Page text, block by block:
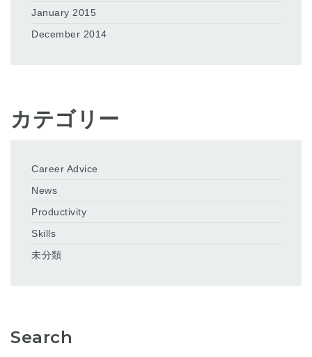
January 2015
December 2014
カテゴリー
Career Advice
News
Productivity
Skills
未分類
Search